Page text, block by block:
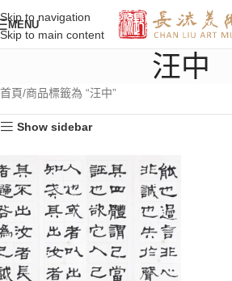
Skip to navigation
Skip to main content
MENU
汪中
首頁 商品標籤為 “汪中”
Show sidebar